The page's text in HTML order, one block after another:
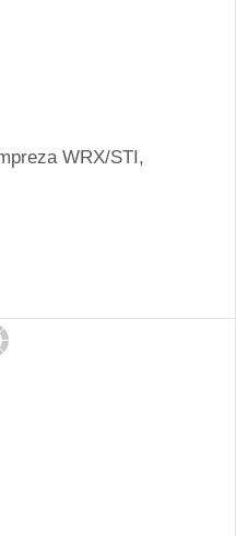
WRX/STI,